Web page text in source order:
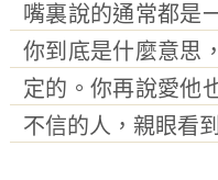
嘴裏說的通常都是
你到底是什麼意思
定的。你再說愛他
不信的人，親眼看